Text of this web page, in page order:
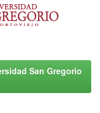
San Gregorio